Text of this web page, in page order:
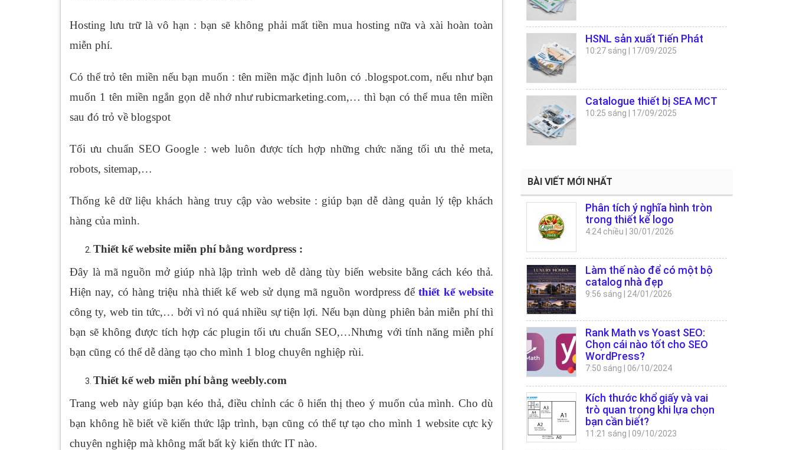
Hosting lưu trữ là vô hạn : bạn sẽ không phải mất tiền mua hosting nữa và xài hoàn toàn
miễn phí.
Có thể trỏ tên miền nếu bạn muốn : tên miền mặc định luôn có .blogspot.com, nếu như bạn
muốn 1 tên miền ngắn gọn dễ nhớ như rubicmarketing.com,… thì bạn có thể mua tên miền
sau đó trỏ về blogspot
Tối ưu chuẩn SEO Google : web luôn được tích hợp những chức năng tối ưu thẻ meta,
robots, sitemap,…
Thống kê dữ liệu khách hàng truy cập vào website : giúp bạn dễ dàng quản lý tệp khách
hàng của mình.
Thiết kế website miễn phí bằng wordpress :
Đây là mã nguồn mở giúp nhà lập trình web dễ dàng tùy biến website bằng cách kéo thả.
Hiện nay, có hàng triệu nhà thiết kế web sử dụng mã nguồn wordpress đểthiết kế website
công ty, web tin tức,… bởi vì nó quá nhiều sự tiện lợi. Nếu bạn dùng phiên bản miễn phí thì
bạn sẽ không được tích hợp các plugin tối ưu chuẩn SEO,…Nhưng với tính năng miễn phí
bạn cũng có thể dễ dàng tạo cho mình 1 blog chuyên nghiệp rùi.
Thiết kế web miễn phí bằng weebly.com
Trang web này giúp bạn kéo thả, điều chỉnh các ô hiển thị theo ý muốn của mình. Cho dù
bạn không hề biết về kiến thức lập trình, bạn cũng có thể tự tạo cho mình 1 website cực kỳ
chuyên nghiệp mà không mất bất kỳ kiến thức IT nào.
HSNL sản xuất Tiến Phát
10:27 sáng 17/09/2025
Catalogue thiết bị SEA MCT
10:25 sáng 17/09/2025
BÀI VIẾT MỚI NHẤT
Phân tích ý nghĩa hình tròn
trong thiết kế logo
4:24 chiều 30/01/2026
Làm thế nào để có một bộ
catalog nhà đẹp
9:56 sáng 24/01/2026
Rank Math vs Yoast SEO:
Chọn cái nào tốt cho SEO
WordPress?
7:50 sáng 06/10/2024
Kích thước khổ giấy và vai
trò quan trọng khi lựa chọn
bạn cần biết?
11:21 sáng 09/10/2023